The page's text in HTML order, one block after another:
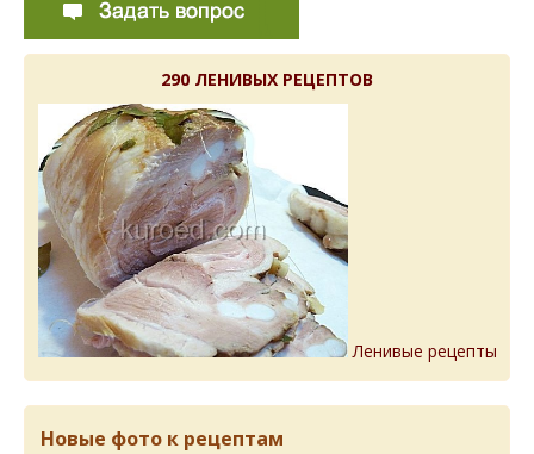
290 ЛЕНИВЫХ РЕЦЕПТОВ
Ленивые рецепты
Новые фото к рецептам